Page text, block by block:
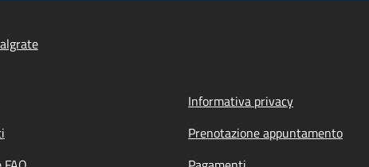
Informativa privacy
Prenotazione appuntamento